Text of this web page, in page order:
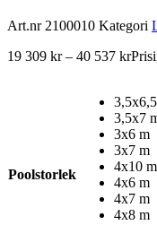
Art.nr 2100010 Kategori
19 309 kr – 40 537 kr
Poolstorlek
3,5x7
3x6 m
3x7 m
4x10 m
4x6 m
4x7 m
4x8 m